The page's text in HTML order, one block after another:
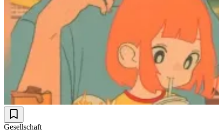
Gesellschaft